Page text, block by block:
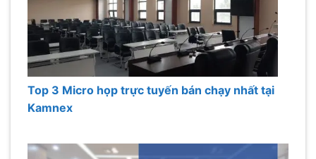
Top 3 Micro họp trực tuyến bán chạy nhất tại
Kamnex